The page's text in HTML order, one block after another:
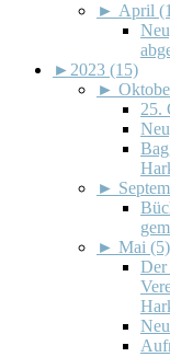
► April
► 2023 (15)
►
25.
►
► Mai (5)
Der